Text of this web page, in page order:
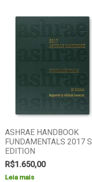
ASHRAE HANDBOOK
FUNDAMENTALS 2017 SI
EDITION
R$1.650,00
Leia mais